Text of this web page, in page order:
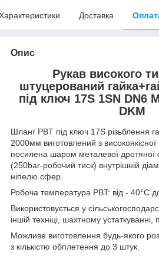
Доставка
Опис
Рукав високого
штуцерований
під ключ 17S 1SN DN6
DKM
Шланг РВT під ключ 17S різьблення
2000мм виготовлений з високоякісної
посилена шаром металевої дротяної
(250bar-робочий тиск) внутрішній
ніпелю сфер
Робоча температура РВT: від - 40°С
Використовується у
іншій техніці, шахтному
Можливе виготовлення будь-якого
з кількістю обплетення до 3 штук.